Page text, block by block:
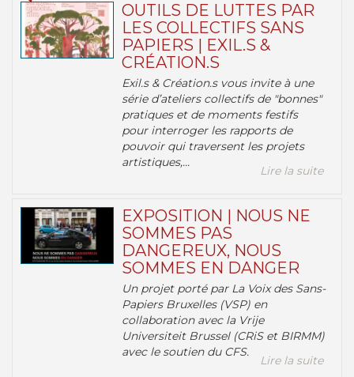
OUTILS DE LUTTES PAR
LES COLLECTIFS SANS
PAPIERS | EXIL.S &
CRÉATION.S
Exil.s & Création.s vous invite à une
série d’ateliers collectifs de "bonnes"
pratiques et de moments festifs
pour interroger les rapports de
pouvoir qui traversent les projets
artistiques,...
Lire la suite
EXPOSITION | NOUS NE
SOMMES PAS
DANGEREUX, NOUS
SOMMES EN DANGER
Un projet porté par La Voix des Sans-
Papiers Bruxelles (VSP) en
collaboration avec la Vrije
Universiteit Brussel (CRiS et BIRMM)
avec le soutien du CFS.
Lire la suite